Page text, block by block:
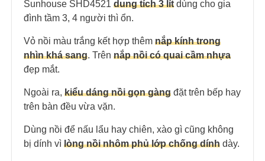
Sunhouse SHD4521 dung tích 3 lít dùng cho gia
đình tầm 3, 4 người thì ổn.
Vỏ nồi màu trắng kết hợp thêm nắp kính trong
nhìn khá sang. Trên nắp nồi có quai cầm nhựa
đẹp mắt.
Ngoài ra, kiểu dáng nồi gọn gàng đặt trên bếp hay
trên bàn đều vừa vặn.
Dùng nồi để nấu lẩu hay chiên, xào gì cũng không
bị dính vì lòng nồi nhôm phủ lớp chống dính dày.